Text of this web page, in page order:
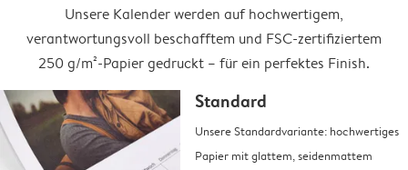
Unsere Kalender werden auf hochwertigem,
verantwortungsvoll beschafftem und FSC-zertifiziertem
250 g/m²-Papier gedruckt – für ein perfektes Finish.
Standard
Unsere Standardvariante: hochwertiges
Papier mit glattem, seidenmattem